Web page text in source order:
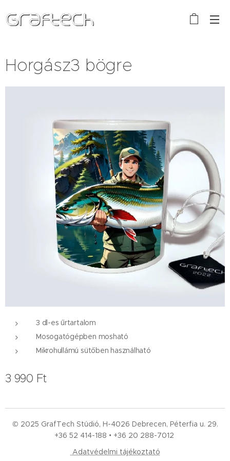
Horgász3 bögre
3 dl-es űrtartalom
Mosogatógépben mosható
Mikrohullámú sütőben használható
3 990 Ft
© 2025 GrafTech Stúdió, H-4026 Debrecen, Péterfia u. 29.
+36 52 414-188 • +36 20 288-7012
Adatvédelmi tájékoztató